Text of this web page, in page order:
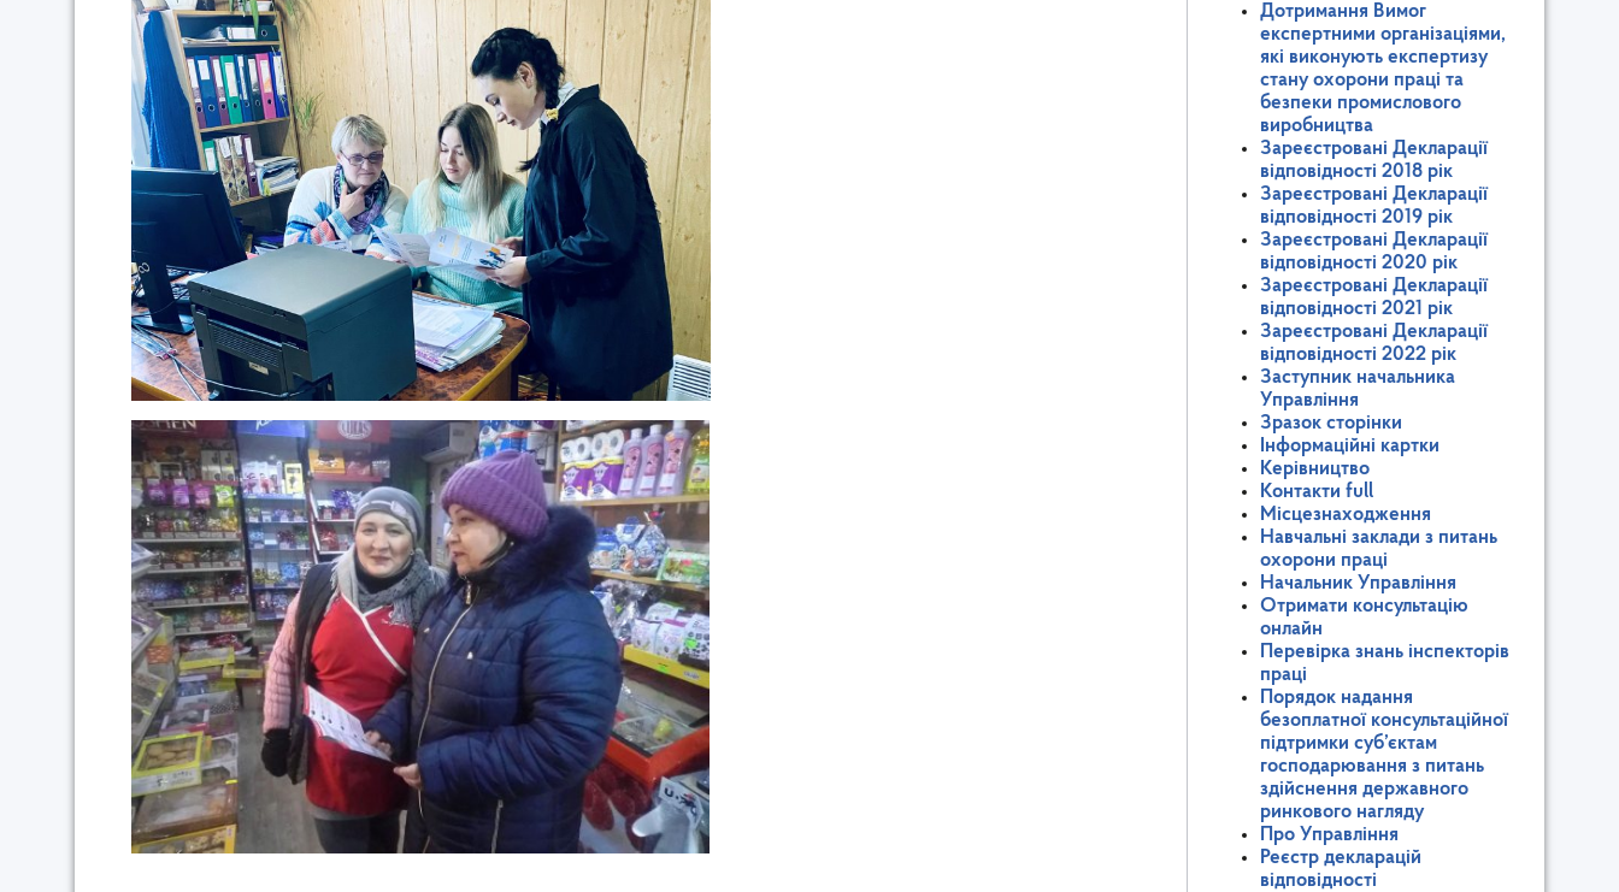
Дотримання Вимог
експертними організаціями,
які виконують експертизу
стану охорони праці та
безпеки промислового
виробництва
Зареєстровані Декларації
відповідності 2018 рік
Зареєстровані Декларації
відповідності 2019 рік
Зареєстровані Декларації
відповідності 2020 рік
Зареєстровані Декларації
відповідності 2021 рік
Зареєстровані Декларації
відповідності 2022 рік
Заступник начальника
Управління
Зразок сторінки
Інформаційні картки
Керівництво
Контакти full
Місцезнаходження
Навчальні заклади з питань
охорони праці
Начальник Управління
Отримати консультацію
онлайн
Перевірка знань інспекторів
праці
Порядок надання
безоплатної консультаційної
підтримки суб’єктам
господарювання з питань
здійснення державного
ринкового нагляду
Про Управління
Реєстр декларацій
відповідності